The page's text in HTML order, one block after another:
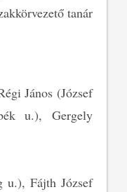
tanár
János (József
u.), Gergely
u.), Fájth József